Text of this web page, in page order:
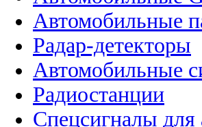
Автомобильные
Радар-детекторы
Автомобильные
Радиостанции
Спецсигналы для